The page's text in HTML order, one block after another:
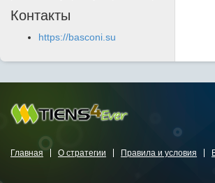
Контакты
https://basconi.su
Главная О стратегии Правила и условия